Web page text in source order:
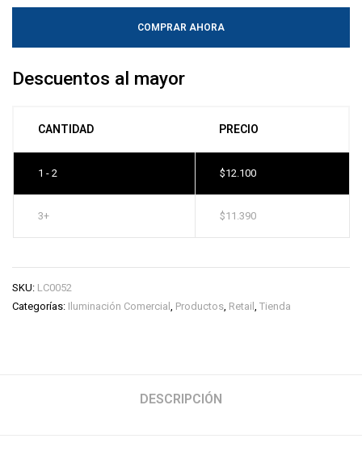
COMPRAR AHORA
Descuentos al mayor
CANTIDAD PRECIO
1 - 2 $12.100
3+ $11.390
SKU: LC0052
Categorías: Iluminación Comercial , Productos, Retail , Tienda
DESCRIPCIÓN